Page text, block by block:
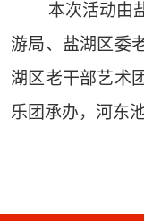
本次活动由
游局、盐湖区委
湖区老干部艺术
乐团承办，河东